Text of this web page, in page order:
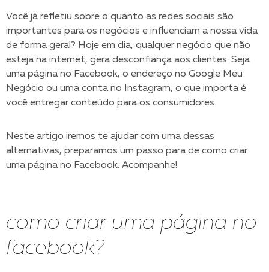
Você já refletiu sobre o quanto as redes sociais são
importantes para os negócios e influenciam a nossa vida
de forma geral? Hoje em dia, qualquer negócio que não
esteja na internet, gera desconfiança aos clientes. Seja
uma página no Facebook, o endereço no Google Meu
Negócio ou uma conta no Instagram, o que importa é
você entregar conteúdo para os consumidores.
Neste artigo iremos te ajudar com uma dessas
alternativas, preparamos um passo para de como criar
uma página no Facebook. Acompanhe!
como criar uma página no
facebook?